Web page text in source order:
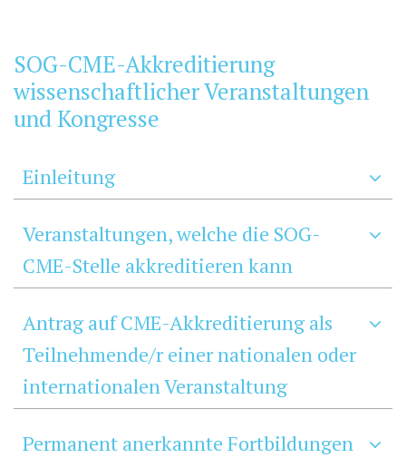
SOG-CME-Akkreditierung
wissenschaftlicher Veranstaltungen
und Kongresse
Einleitung
Veranstaltungen, welche die SOG-
CME-Stelle akkreditieren kann
Antrag auf CME-Akkreditierung als
Teilnehmende/r einer nationalen oder
internationalen Veranstaltung
Permanent anerkannte Fortbildungen